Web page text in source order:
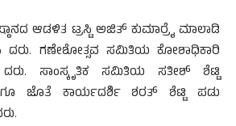
ಆಡಳಿತ ಟ್ರಸ್ಟಿ ಅಜಿತ್ ಕುಮಾರ್‍ರೈ ಮಾಲಾಡಿ
ದರು. ಗಣೇಶೋತ್ಸವ ಸಮಿತಿಯ ಕೋಶಾಧಿಕಾರಿ
ಸಾಂಸ್ಕೃತಿಕ ಸಮಿತಿಯ ಸತೀಶ್ ಶೆಟ್ಟಿ
ಜೊತೆ ಕಾರ್ಯದರ್ಶಿ ಶರತ್ ಶೆಟ್ಟಿ ಪಡು